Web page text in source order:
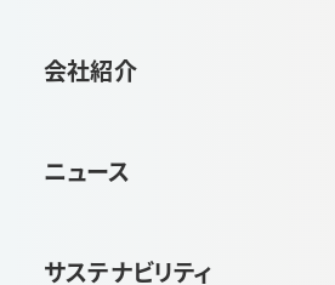
会社紹介
ニュース
サステナビリティ